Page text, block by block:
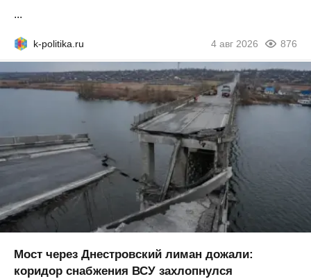
...
k-politika.ru 4 авг 2026 876
Мост через Днестровский лиман дожали:
коридор снабжения ВСУ захлопнулся